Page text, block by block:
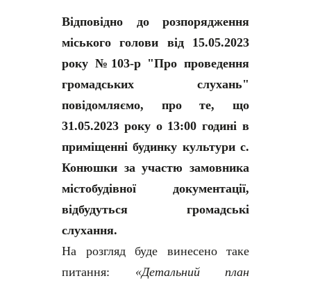
Відповідно до розпорядження
міського голови від 15.05.2023
року №103-р "Про проведення
громадських слухань"
повідомляємо, про те, що
31.05.2023 року о 13:00 годині в
приміщенні будинку культури с.
Конюшки за участю замовника
містобудівної документації,
відбудуться громадські
слухання.
На розгляд буде винесено таке
питання: «Детальний план